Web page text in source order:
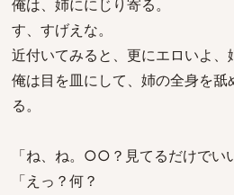
俺は、姉ににじり寄る。
す、すげえな。
近付いてみると、更にエロいよ、
俺は目を皿にして、姉の全身を舐
る。
「ね、ね。○○？見てるだけでい
「えっ？何？